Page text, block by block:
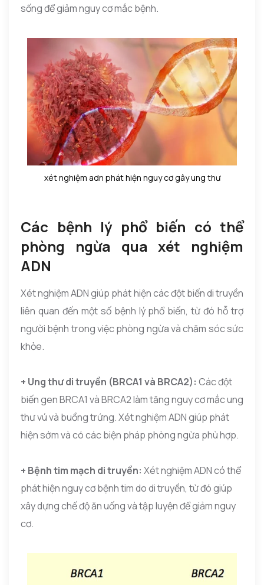
sống để giảm nguy cơ mắc bệnh.
xét nghiệm adn phát hiện nguy cơ gây ung thư
Các bệnh lý phổ biến có thể
phòng ngừa qua xét nghiệm
ADN
Xét nghiệm ADN giúp phát hiện các đột biến di truyền
liên quan đến một số bệnh lý phổ biến, từ đó hỗ trợ
người bệnh trong việc phòng ngừa và chăm sóc sức
khỏe.
+ Ung thư di truyền (BRCA1 và BRCA2): Các đột
biến gen BRCA1 và BRCA2 làm tăng nguy cơ mắc ung
thư vú và buồng trứng. Xét nghiệm ADN giúp phát
hiện sớm và có các biện pháp phòng ngừa phù hợp.
+ Bệnh tim mạch di truyền: Xét nghiệm ADN có thể
phát hiện nguy cơ bệnh tim do di truyền, từ đó giúp
xây dựng chế độ ăn uống và tập luyện để giảm nguy
cơ.